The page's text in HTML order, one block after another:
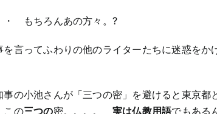
・ もちろんあの方々。?
を言ってふわりの他のライターたちに迷惑を
の小池さんが「三つの密」を避けると東京
この三つの密。。。。 実は仏教用語でもある